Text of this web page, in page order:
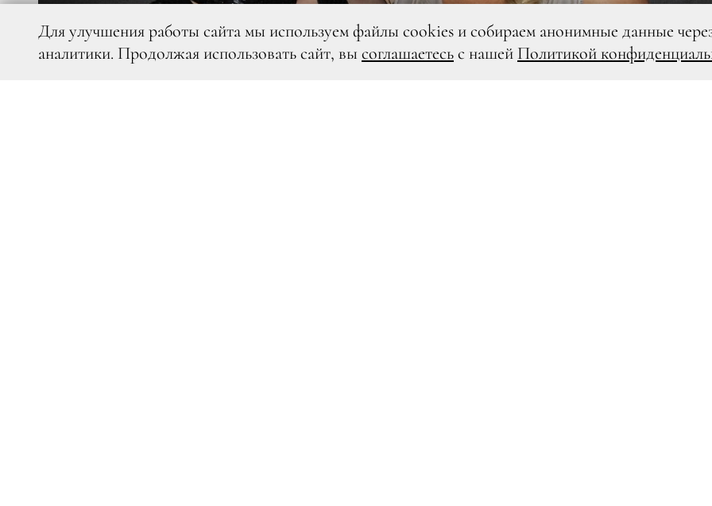
Для улучшения работы сайта мы используем файлы cookies и собираем анонимные данные
аналитики. Продолжая использовать сайт, вы соглашаетесьс нашей Политикой